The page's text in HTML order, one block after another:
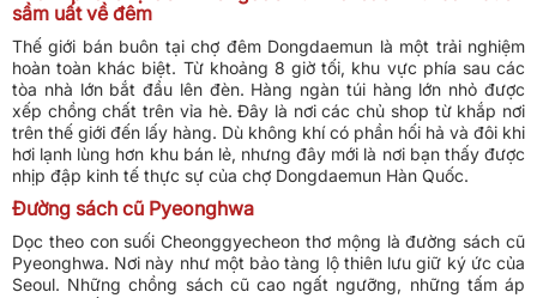
sầm uất về đêm
Thế giới bán buôn tại chợ đêm Dongdaemun là một trải nghiệm
hoàn toàn khác biệt. Từ khoảng 8 giờ tối, khu vực phía sau các
tòa nhà lớn bắt đầu lên đèn. Hàng ngàn túi hàng lớn nhỏ được
xếp chồng chất trên vỉa hè. Đây là nơi các chủ shop từ khắp nơi
trên thế giới đến lấy hàng. Dù không khí có phần hối hả và đôi khi
hơi lạnh lùng hơn khu bán lẻ, nhưng đây mới là nơi bạn thấy được
nhịp đập kinh tế thực sự của chợ Dongdaemun Hàn Quốc.
Đường sách cũ Pyeonghwa
Dọc theo con suối Cheonggyecheon thơ mộng là đường sách cũ
Pyeonghwa. Nơi này như một bảo tàng lộ thiên lưu giữ ký ức của
Seoul. Những chồng sách cũ cao ngất ngưỡng, những tấm áp